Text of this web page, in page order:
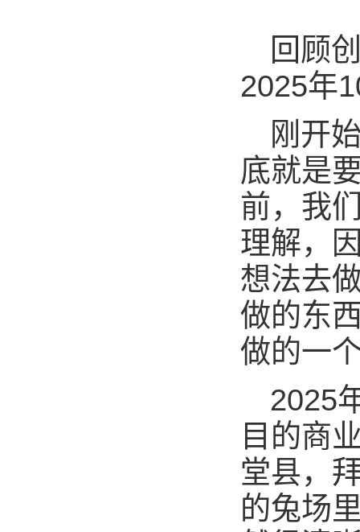
回顾
2025年
刚开
底就是
前，我
理解，
想法去
做的东
做的一
2025
目的商
堂县，
的兔场